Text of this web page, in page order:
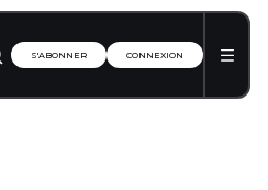
S'ABONNER CONNEXION